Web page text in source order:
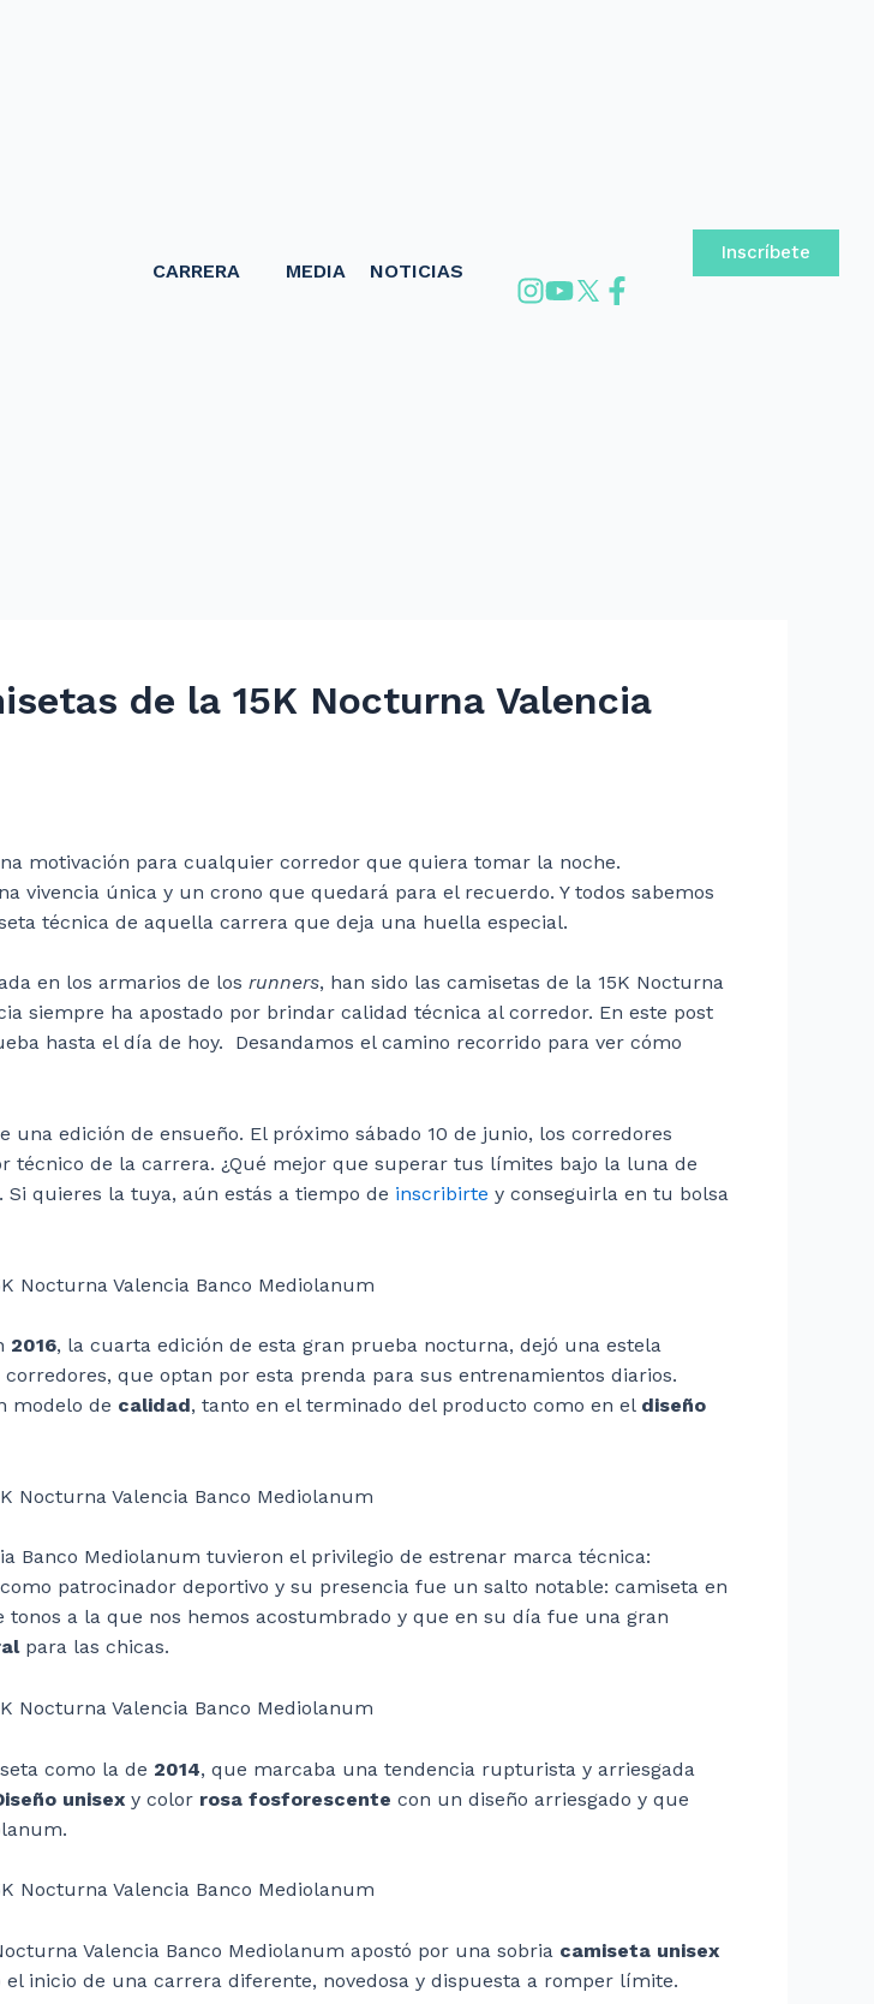
CARRERA MEDIA NOTICIAS
Inscríbete
de la 15K Nocturna Valencia
motivación para cualquier corredor que quiera tomar la noche.
vivencia única y un crono que quedará para el recuerdo. Y todos sabemos
técnica de aquella carrera que deja una huella especial.
en los armarios de los runners, han sido las camisetas de la 15K Nocturna
siempre ha apostado por brindar calidad técnica al corredor. En este post
hasta el día de hoy. Desandamos el camino recorrido para ver cómo
una edición de ensueño. El próximo sábado 10 de junio, los corredores
técnico de la carrera. ¿Qué mejor que superar tus límites bajo la luna de
quieres la tuya, aún estás a tiempo de inscribirte y conseguirla en tu bolsa
2016, la cuarta edición de esta gran prueba nocturna, dejó una estela
que optan por esta prenda para sus entrenamientos diarios.
modelo de calidad, tanto en el terminado del producto como en el diseño
Banco Mediolanum tuvieron el privilegio de estrenar marca técnica:
patrocinador deportivo y su presencia fue un salto notable: camiseta en
a la que nos hemos acostumbrado y que en su día fue una gran
para las chicas.
como la de 2014, que marcaba una tendencia rupturista y arriesgada
unisex y color rosa fosforescente con un diseño arriesgado y que
Valencia Banco Mediolanum apostó por una sobria camiseta unisex
inicio de una carrera diferente, novedosa y dispuesta a romper límite.